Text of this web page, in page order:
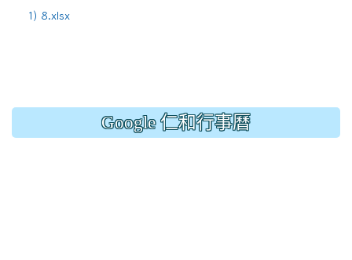
1) 8.xlsx
Google 仁和行事曆